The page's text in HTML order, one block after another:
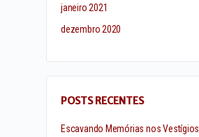
janeiro 2021
dezembro 2020
POSTS RECENTES
Escavando Memórias nos Vestígios